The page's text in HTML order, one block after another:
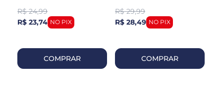
R$ 24,99
R$ 23,74
COMPRAR
R$ 29,99
R$ 28,49
COMPRAR